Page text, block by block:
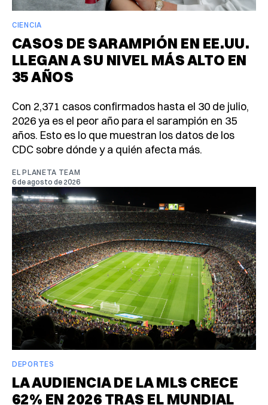
CIENCIA
CASOS DE SARAMPIÓN EN EE.UU.
LLEGAN A SU NIVEL MÁS ALTO EN
35 AÑOS
Con 2,371 casos confirmados hasta el 30 de julio,
2026 ya es el peor año para el sarampión en 35
años. Esto es lo que muestran los datos de los
CDC sobre dónde y a quién afecta más.
EL PLANETA TEAM
6 de agosto de 2026
DEPORTES
LA AUDIENCIA DE LA MLS CRECE
62% EN 2026 TRAS EL MUNDIAL